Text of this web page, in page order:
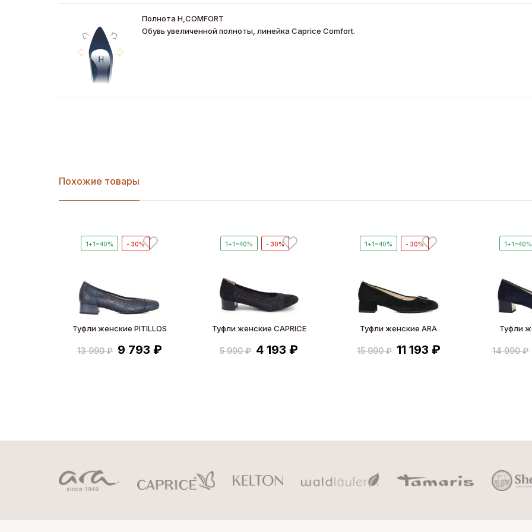
Полнота Н,COMFORT
Обувь увеличенной полноты, линейка Caprice Comfort.
Похожие товары
1+1=40% - 30%
Туфли женские PITILLOS
13 990 ₽ 9 793 ₽
1+1=40% - 30%
Туфли женские CAPRICE
5 990 ₽ 4 193 ₽
1+1=40% - 30%
Туфли женские ARA
15 990 ₽ 11 193 ₽
1+1=40%
Туфли
14 990 ₽